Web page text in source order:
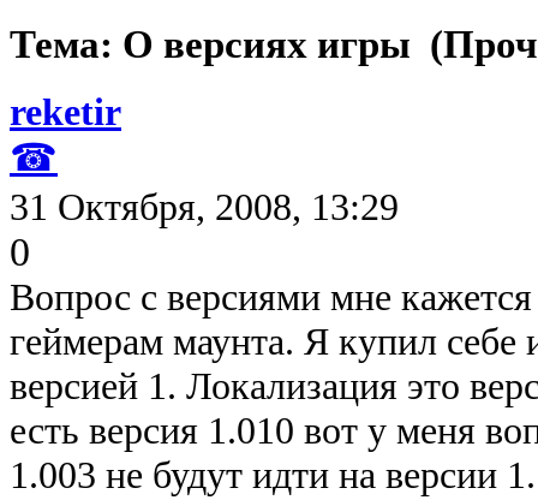
Тема: О версиях игры
reketir
☎
31 Октября, 2008, 13:29
0
Вопрос с версиями мне
геймерам маунта. Я купил себе
версией 1. Локализация это
есть версия 1.010 вот у меня
1.003 не будут идти на версии